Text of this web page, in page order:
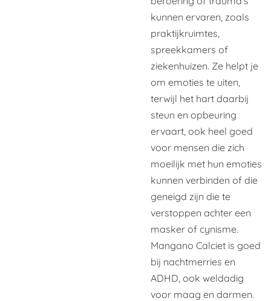
kunnen ervaren, zoals
praktijkruimtes,
spreekkamers of
ziekenhuizen. Ze helpt je
om emoties te uiten,
terwijl het hart daarbij
steun en opbeuring
ervaart, ook heel goed
voor mensen die zich
moeilijk met hun emoties
kunnen verbinden of die
geneigd zijn die te
verstoppen achter een
masker of cynisme.
Mangano Calciet is goed
bij nachtmerries en
ADHD, ook weldadig
voor maag en darmen.